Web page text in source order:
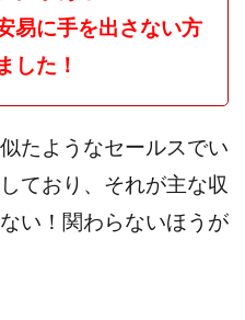
易に手を出さない方
した！
たようなセールスでい
ており、それが主な収
い！関わらないほうが
らくらくできるスマホ副業
チ ルーラー
ワールドリユースシステム
なし
ューイヤーパラダイス